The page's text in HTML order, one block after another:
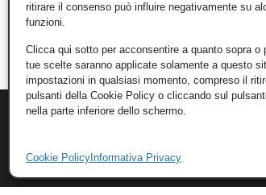
ritirare il consenso può influire negativamente su
funzioni.
Clicca qui sotto per acconsentire a quanto sopra o
tue scelte saranno applicate solamente a questo
impostazioni in qualsiasi momento, compreso il
pulsanti della Cookie Policy o cliccando sul
nella parte inferiore dello schermo.
Cookie Policy Informativa Privacy